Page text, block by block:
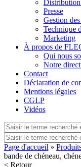
Presse
Gestion
Technique
Marketing
À propos de
Qui nous
Notre
Contact
Déclaration de
Mentions légales
CGLP
Vidéos
Page d'accueil »
bande de chéneau,
< Retour